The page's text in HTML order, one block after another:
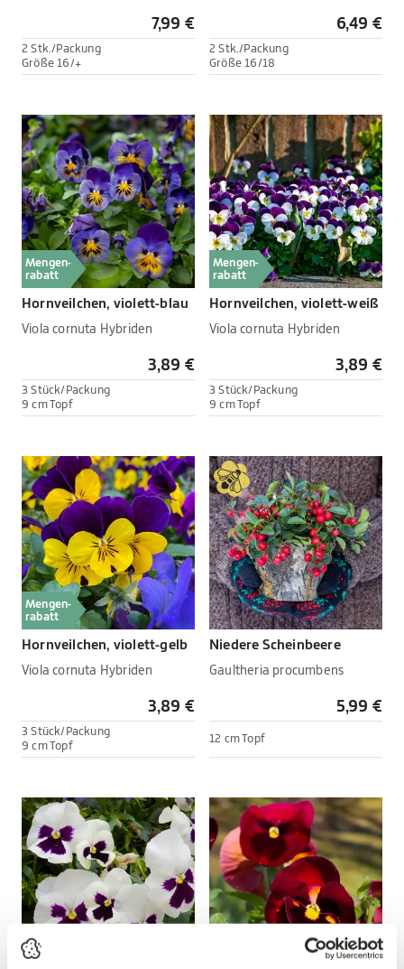
7,99 €
2 Stk./Packung
Größe 16/+
6,49 €
2 Stk./Packung
Größe 16/18
Mengen-
rabatt
Hornveilchen, violett-blau
Viola cornuta Hybriden
3,89 €
3 Stück/Packung
9 cm Topf
Mengen-
rabatt
Hornveilchen, violett-weiß
Viola cornuta Hybriden
3,89 €
3 Stück/Packung
9 cm Topf
Mengen-
rabatt
Hornveilchen, violett-gelb
Viola cornuta Hybriden
3,89 €
3 Stück/Packung
9 cm Topf
Niedere Scheinbeere
Gaultheria procumbens
5,99 €
12 cm Topf
Mengen-
rabatt